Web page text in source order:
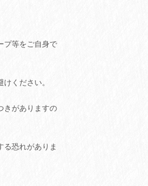
プ等をご自身で
ください。
きがありますの
恐れがありま